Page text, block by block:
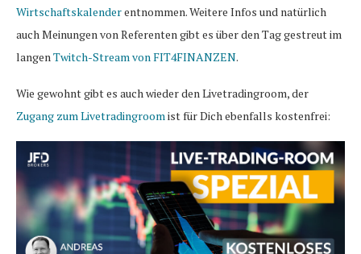
Wirtschaftskalenderentnommen. Weitere Infos und natürlich
auch Meinungen von Referenten gibt es über den Tag gestreut im
langenTwitch-Stream von FIT4FINANZEN.
Wie gewohnt gibt es auch wieder den Livetradingroom, der
Zugang zum Livetradingroomist für Dich ebenfalls kostenfrei: